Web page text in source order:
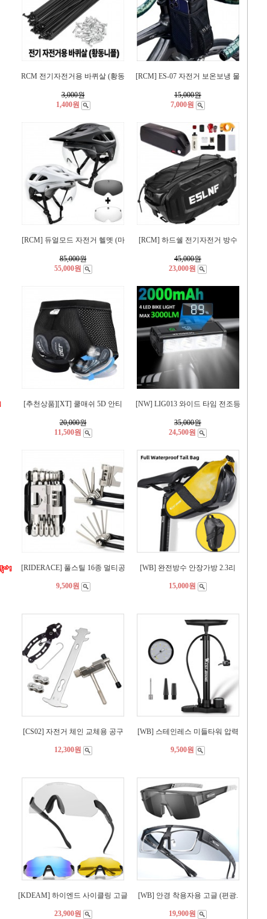
RCM 전기자전거용 바퀴살 (황동
3,000원
1,400원
[RCM] ES-07 자전거 보온보냉 물
15,000원
7,000원
[RCM] 듀얼모드 자전거 헬멧 (마
85,000원
55,000원
[RCM] 하드쉘 전기자전거 방수
45,000원
23,000원
[추천상품][XT] 쿨매쉬 5D 안티
20,000원
11,500원
[NW] LIG013 와이드 타임 전조등
35,000원
24,500원
[RIDERACE] 풀스틸 16종 멀티공
9,500원
[WB] 완전방수 안장가방 2.3리
15,000원
[CS02] 자전거 체인 교체용 공구
12,300원
[WB] 스테인레스 미들타워 압력
9,500원
[KDEAM] 하이엔드 사이클링 고글
23,900원
[WB] 안경 착용자용 고글 (편광.
19,900원